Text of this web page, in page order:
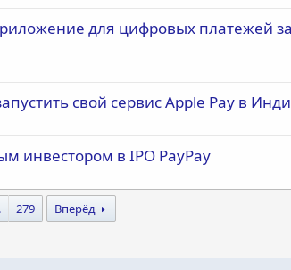
для цифровых платежей
свой сервис Apple Pay в
инвестором в IPO PayPay
279 Вперёд